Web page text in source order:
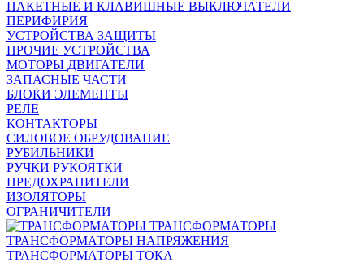
ПАКЕТНЫЕ И КЛАВИШНЫЕ ВЫКЛЮЧАТЕЛИ
ПЕРИФИРИЯ
УСТРОЙСТВА ЗАЩИТЫ
ПРОЧИЕ УСТРОЙСТВА
МОТОРЫ ДВИГАТЕЛИ
ЗАПАСНЫЕ ЧАСТИ
БЛОКИ ЭЛЕМЕНТЫ
РЕЛЕ
КОНТАКТОРЫ
СИЛОВОЕ ОБРУДОВАНИЕ
РУБИЛЬНИКИ
РУЧКИ РУКОЯТКИ
ПРЕДОХРАНИТЕЛИ
ИЗОЛЯТОРЫ
ОГРАНИЧИТЕЛИ
ТРАНСФОРМАТОРЫ
ТРАНСФОРМАТОРЫ НАПРЯЖЕНИЯ
ТРАНСФОРМАТОРЫ ТОКА